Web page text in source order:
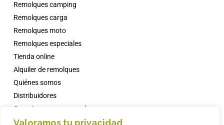
Valoramos tu privacidad
Quiénes somos
Distribuidores
Campings con comanche
Noticias
Remolques camping
Remolques carga
Remolques moto
Remolques especiales
Tienda online
Alquiler de remolques